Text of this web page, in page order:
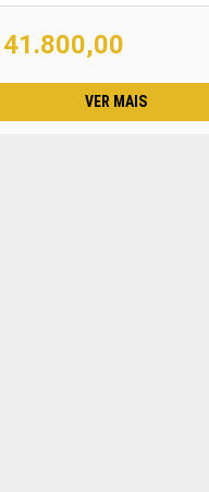
41.800,00
VER MAIS